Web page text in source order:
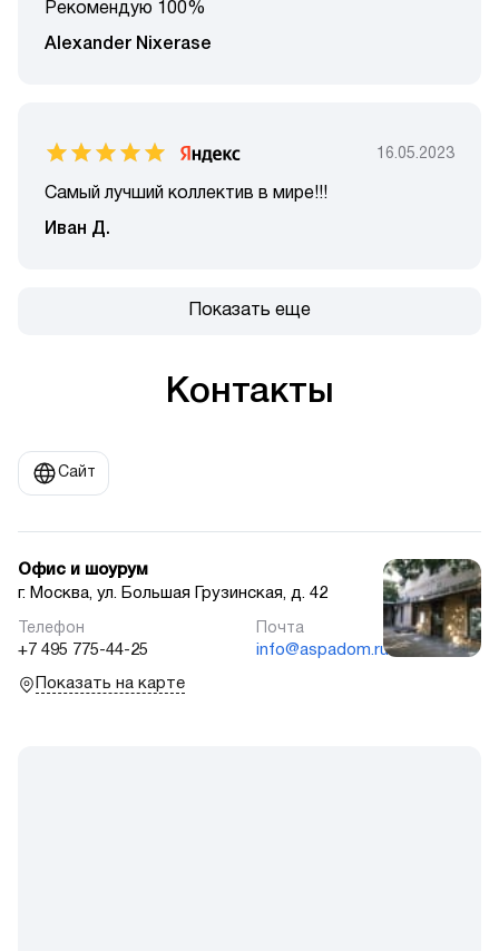
Рекомендую 100%
Alexander Nixerase
16.05.2023
Самый лучший коллектив в мире!!!
Иван Д.
Показать еще
Контакты
Сайт
Офис и шоурум
г. Москва, ул. Большая Грузинская, д. 42
+7 495 775-44-25 info@aspadom.ru
Показать на карте